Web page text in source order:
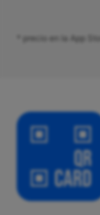
* precio en la App